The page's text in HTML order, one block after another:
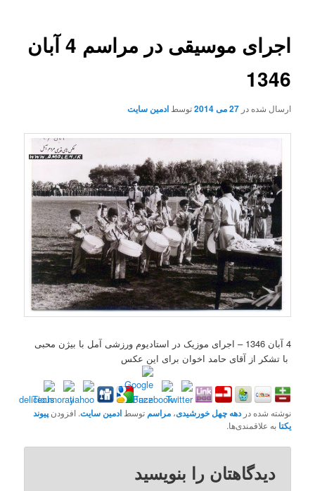
اجرای موسیقی در مراسم 4 آبان
1346
ارسال شده در27 می 2014 توسطادمین سایت
4 آبان 1346 – اجرای موزیک در استادیوم ورزشی آمل با بیژن محبی
با تشکر از آقای حامد اخوان برای این عکس
نوشته شده دردهه چهل خورشیدی،مراسم توسطادمین سایت. افزودنپیوند
یکتا به علاقمندی‌ها.
دیدگاهتان را بنویسید